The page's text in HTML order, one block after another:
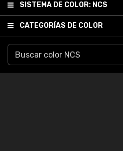
SISTEMA DE COLOR: NCS
CATEGORÍAS DE COLOR